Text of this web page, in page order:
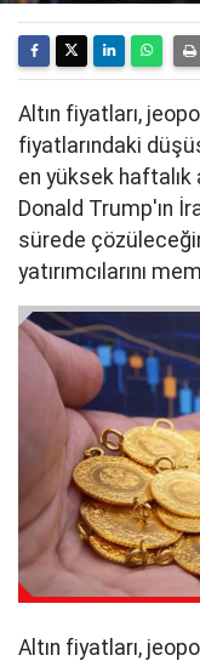
Altın fiyatları,
fiyatlarındaki
en yüksek haftalık
Donald Trump'ın
sürede
yatırımcılarını
Altın fiyatları,